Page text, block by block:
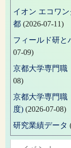
イオン エコワ
都 (2026-07-11)
フィールド研と
07-09)
京都大学専門職
08)
京都大学専門職
度) (2026-07-08)
研究業績データ